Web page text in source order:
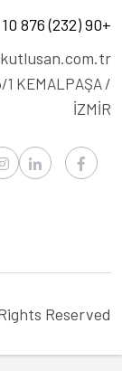
+90 (232) 876 10 40 (Pbx)
1 KEMALPAŞA /
İZMİR
Reserved.